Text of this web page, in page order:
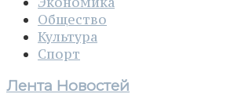
Общество
Культура
Спорт
Лента Новостей